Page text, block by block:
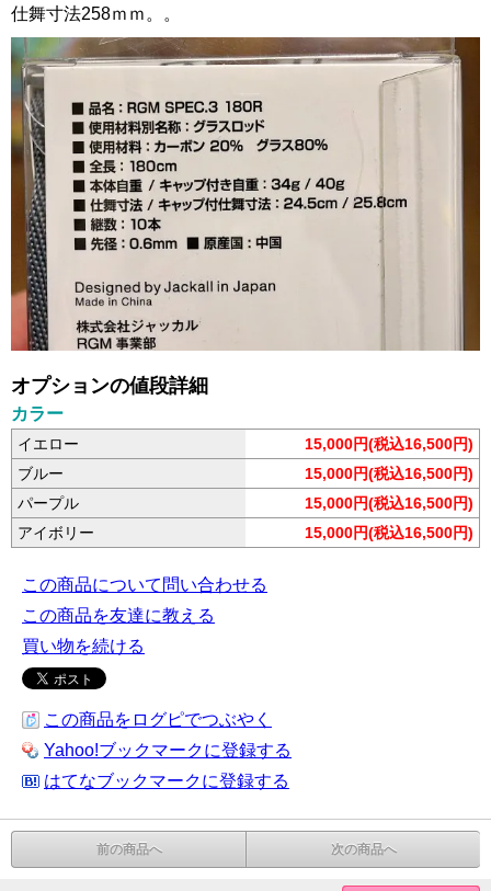
仕舞寸法258ｍｍ。。
オプションの値段詳細
カラー
イエロー
15,000円(税込16,500円)
ブルー
15,000円(税込16,500円)
パープル
15,000円(税込16,500円)
アイボリー
15,000円(税込16,500円)
この商品について問い合わせる
この商品を友達に教える
買い物を続ける
この商品をログピでつぶやく
Yahoo!ブックマークに登録する
はてなブックマークに登録する
前の商品へ 次の商品へ